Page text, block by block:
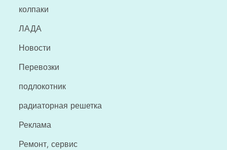
колпаки
ЛАДА
Новости
Перевозки
подлокотник
радиаторная решетка
Реклама
Ремонт, сервис